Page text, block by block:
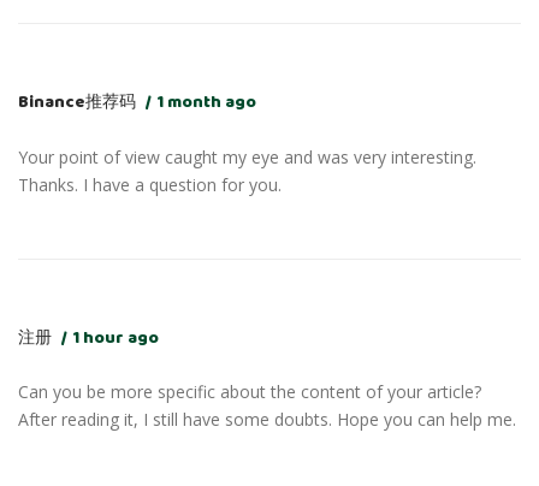
Binance推荐码 1 month ago
Your point of view caught my eye and was very interesting.
Thanks. I have a question for you.
注册 1 hour ago
Can you be more specific about the content of your article?
After reading it, I still have some doubts. Hope you can help me.